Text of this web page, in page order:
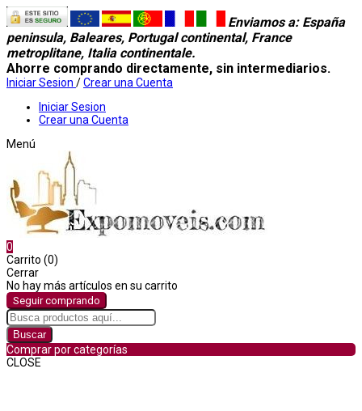
Enviamos a: España
peninsula, Baleares, Portugal continental, France
metroplitane, Italia continentale.
Ahorre comprando directamente, sin intermediarios.
Iniciar Sesion /Crear una Cuenta
Iniciar Sesion
Crear una Cuenta
Menú
0
Carrito (0)
Cerrar
No hay más artículos en su carrito
Seguir comprando
Buscar
Comprar por categorías
CLOSE